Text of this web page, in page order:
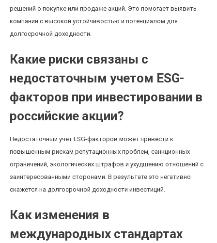
решений о покупке или продаже акций. Это помогает выявить
компании с высокой устойчивостью и потенциалом для
долгосрочной доходности.
Какие риски связаны с
недостаточным учетом ESG-
факторов при инвестировании в
российские акции?
Недостаточный учет ESG-факторов может привести к
повышенным рискам репутационных проблем, санкционных
ограничений, экологических штрафов и ухудшению отношений с
заинтересованными сторонами. В результате это негативно
скажется на долгосрочной доходности инвестиций.
Как изменения в
международных стандартах